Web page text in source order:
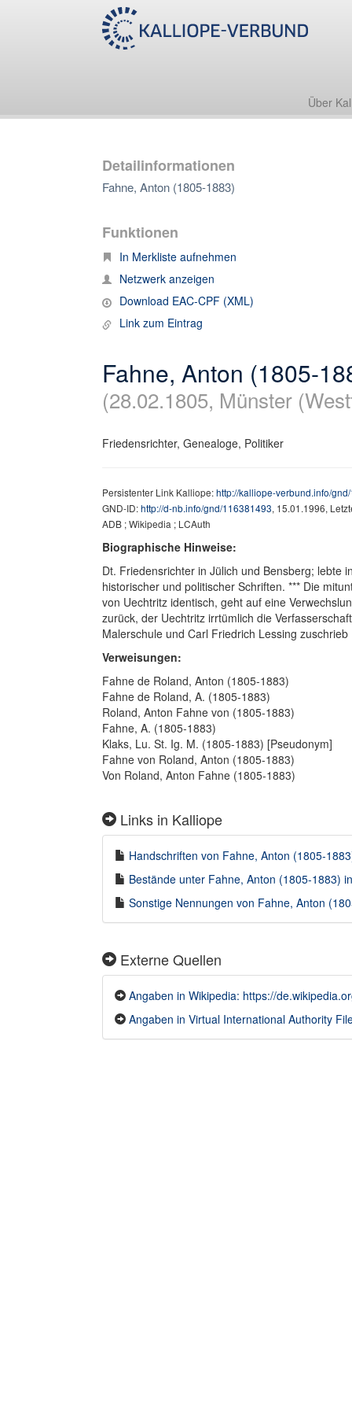
Über
Detailinformationen
Fahne, Anton (1805-1883)
Funktionen
In Merkliste aufnehmen
Netzwerk anzeigen
Download EAC-CPF (XML)
Link zum Eintrag
Fahne, Anton (1805-
(28.02.1805, Münster
Friedensrichter, Genealoge, Politiker
Persistenter Link Kalliope:http://kalliope-verbund.info/
GND-ID:http://d-nb.info/gnd/116381493, 15.01.1996,
ADB ; Wikipedia ; LCAuth
Biographische Hinweise:
Dt. Friedensrichter in Jülich und Bensberg; lebte
historischer und politischer Schriften. *** Die
von Uechtritz identisch, geht auf eine
zurück, der Uechtritz irrtümlich die
Malerschule und Carl Friedrich Lessing zuschrieb
Verweisungen:
Fahne de Roland, Anton (1805-1883)
Fahne de Roland, A. (1805-1883)
Roland, Anton Fahne von (1805-1883)
Fahne, A. (1805-1883)
Klaks, Lu. St. Ig. M. (1805-1883) [Pseudonym]
Fahne von Roland, Anton (1805-1883)
Von Roland, Anton Fahne (1805-1883)
Links in Kalliope
Handschriften von Fahne, Anton (1805-
Bestände unter Fahne, Anton (1805-1883)
Sonstige Nennungen von Fahne, Anton
Externe Quellen
Angaben in Wikipedia: https://
Angaben in Virtual International Authority